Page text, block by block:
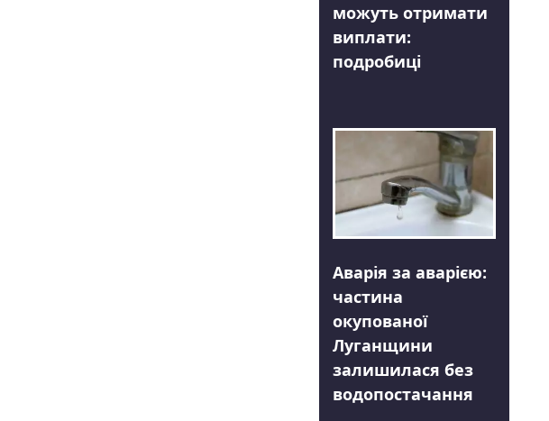
можуть отримати
виплати:
подробиці
Аварія за аварією:
частина
окупованої
Луганщини
залишилася без
водопостачання